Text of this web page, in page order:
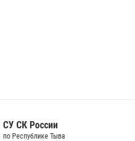
СУ СК России
по Республике Тыва